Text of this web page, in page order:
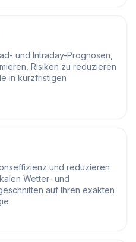
und Intraday-Prognosen,
Risiken zu reduzieren
in kurzfristigen
und reduzieren
Wetter- und
auf Ihren exakten